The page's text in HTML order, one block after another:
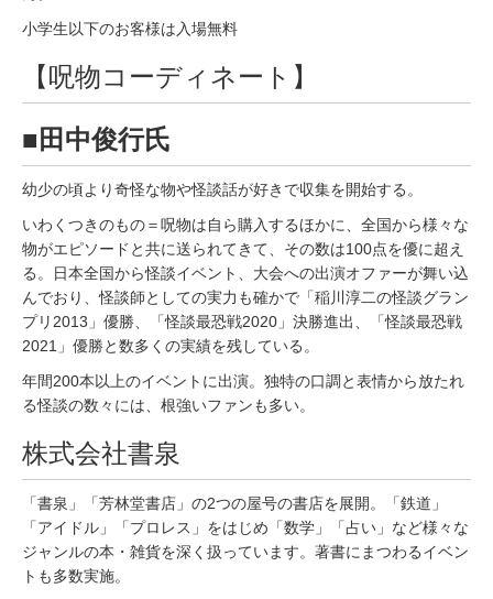
小学生以下のお客様は入場無料
【呪物コーディネート】
■田中俊行氏
幼少の頃より奇怪な物や怪談話が好きで収集を開始する。
いわくつきのもの＝呪物は自ら購入するほかに、全国から様々な
物がエピソードと共に送られてきて、その数は100点を優に超え
る。日本全国から怪談イベント、大会への出演オファーが舞い込
んでおり、怪談師としての実力も確かで「稲川淳二の怪談グラン
プリ2013」優勝、「怪談最恐戦2020」決勝進出、「怪談最恐戦
2021」優勝と数多くの実績を残している。
年間200本以上のイベントに出演。独特の口調と表情から放たれ
る怪談の数々には、根強いファンも多い。
株式会社書泉
「書泉」「芳林堂書店」の2つの屋号の書店を展開。「鉄道」
「アイドル」「プロレス」をはじめ「数学」「占い」など様々な
ジャンルの本・雑貨を深く扱っています。著書にまつわるイベン
トも多数実施。